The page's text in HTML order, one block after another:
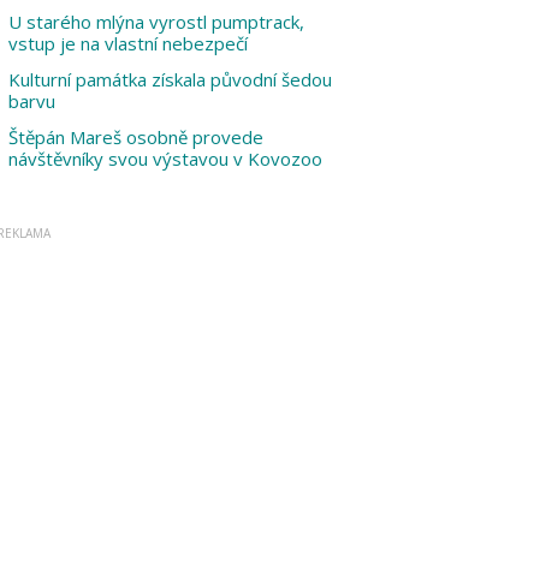
U starého mlýna vyrostl pumptrack,
vstup je na vlastní nebezpečí
Kulturní památka získala původní šedou
barvu
Štěpán Mareš osobně provede
návštěvníky svou výstavou v Kovozoo